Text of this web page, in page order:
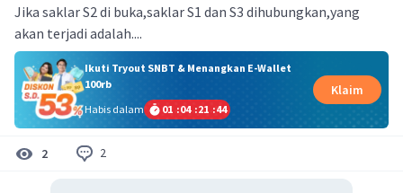
Jika saklar S2 di buka,saklar S1 dan S3 dihubungkan,yang
akan terjadi adalah....
Ikuti Tryout SNBT & Menangkan E-Wallet
100rb
Habis dalam
01 :04 :21 :43
Klaim
2 2